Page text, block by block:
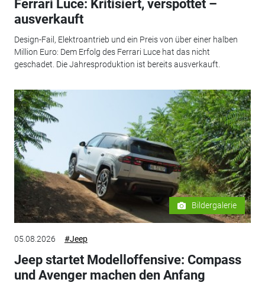
Ferrari Luce: Kritisiert, verspottet –
ausverkauft
Design-Fail, Elektroantrieb und ein Preis von über einer halben
Million Euro: Dem Erfolg des Ferrari Luce hat das nicht
geschadet. Die Jahresproduktion ist bereits ausverkauft.
Bildergalerie
05.08.2026 #Jeep
Jeep startet Modelloffensive: Compass
und Avenger machen den Anfang